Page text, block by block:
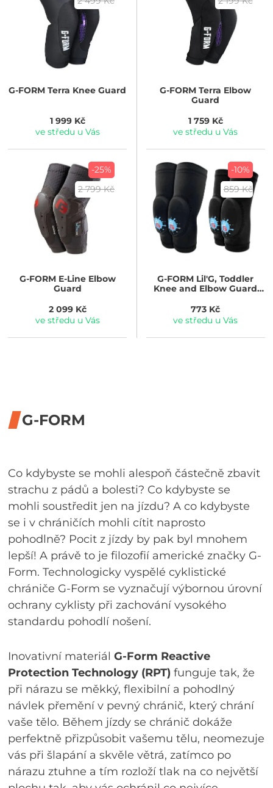
G-FORM Terra Knee Guard
1 999 Kč
ve středu u Vás
G-FORM Terra Elbow
Guard
1 759 Kč
ve středu u Vás
-25%
2 799 Kč
G-FORME-Line Elbow
Guard
2 099 Kč
ve středu u Vás
-10%
859 Kč
G-FORM Lil'G, Toddler
Knee and Elbow Guard
773 Kč
ve středu u Vás
G-FORM
Co kdybyste se mohli alespoň částečně zbavit
strachu z pádů a bolesti? Co kdybyste se
mohli soustředit jen na jízdu? A co kdybyste
se i v chráničích mohli cítit naprosto
pohodlně? Pocit z jízdy by pak byl mnohem
lepší! A právě to je filozofií americké značky G-
Form. Technologicky vyspělé cyklistické
chrániče G-Form se vyznačují výbornou úrovní
ochrany cyklisty při zachování vysokého
standardu pohodlí nošení.
Inovativní materiálG-Form Reactive
Protection Technology (RPT) funguje tak, že
při nárazu se měkký, flexibilní a pohodlný
návlek přemění v pevný chránič, který chrání
vaše tělo. Během jízdy se chránič dokáže
perfektně přizpůsobit vašemu tělu, neomezuje
vás při šlapání a skvěle větrá, zatímco po
nárazu ztuhne a tím rozloží tlak na co největší